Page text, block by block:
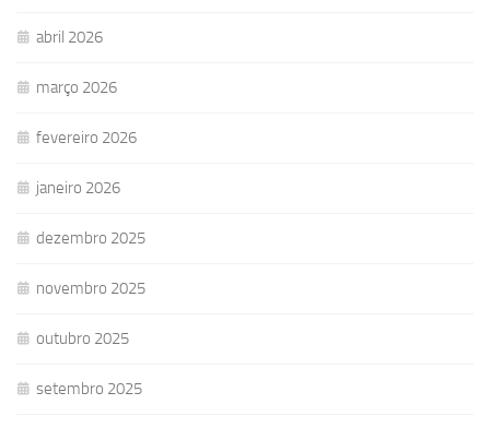
abril 2026
março 2026
fevereiro 2026
janeiro 2026
dezembro 2025
novembro 2025
outubro 2025
setembro 2025